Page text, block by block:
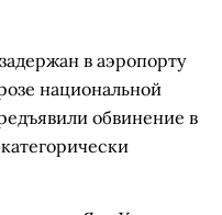
в аэропорту
национальной
обвинение в